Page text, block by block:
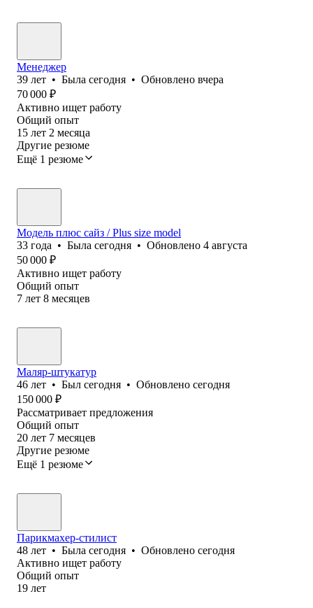
Менеджер
39 лет • Была сегодня • Обновлено вчера
70 000 ₽
Активно ищет работу
Общий опыт
15 лет 2 месяца
Другие резюме
Ещё 1 резюме
Модель плюс сайз / Plus size model
33 года • Была сегодня • Обновлено 4 августа
50 000 ₽
Активно ищет работу
Общий опыт
7 лет 8 месяцев
Маляр-штукатур
46 лет • Был сегодня • Обновлено сегодня
150 000 ₽
Рассматривает предложения
Общий опыт
20 лет 7 месяцев
Другие резюме
Ещё 1 резюме
Парикмахер-стилист
48 лет • Была сегодня • Обновлено сегодня
Активно ищет работу
Общий опыт
19 лет